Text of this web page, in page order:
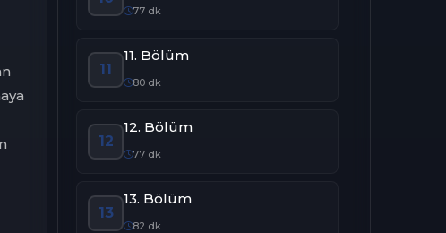
77 dk
11
11. Bölüm
80 dk
12
12. Bölüm
77 dk
13
13. Bölüm
82 dk